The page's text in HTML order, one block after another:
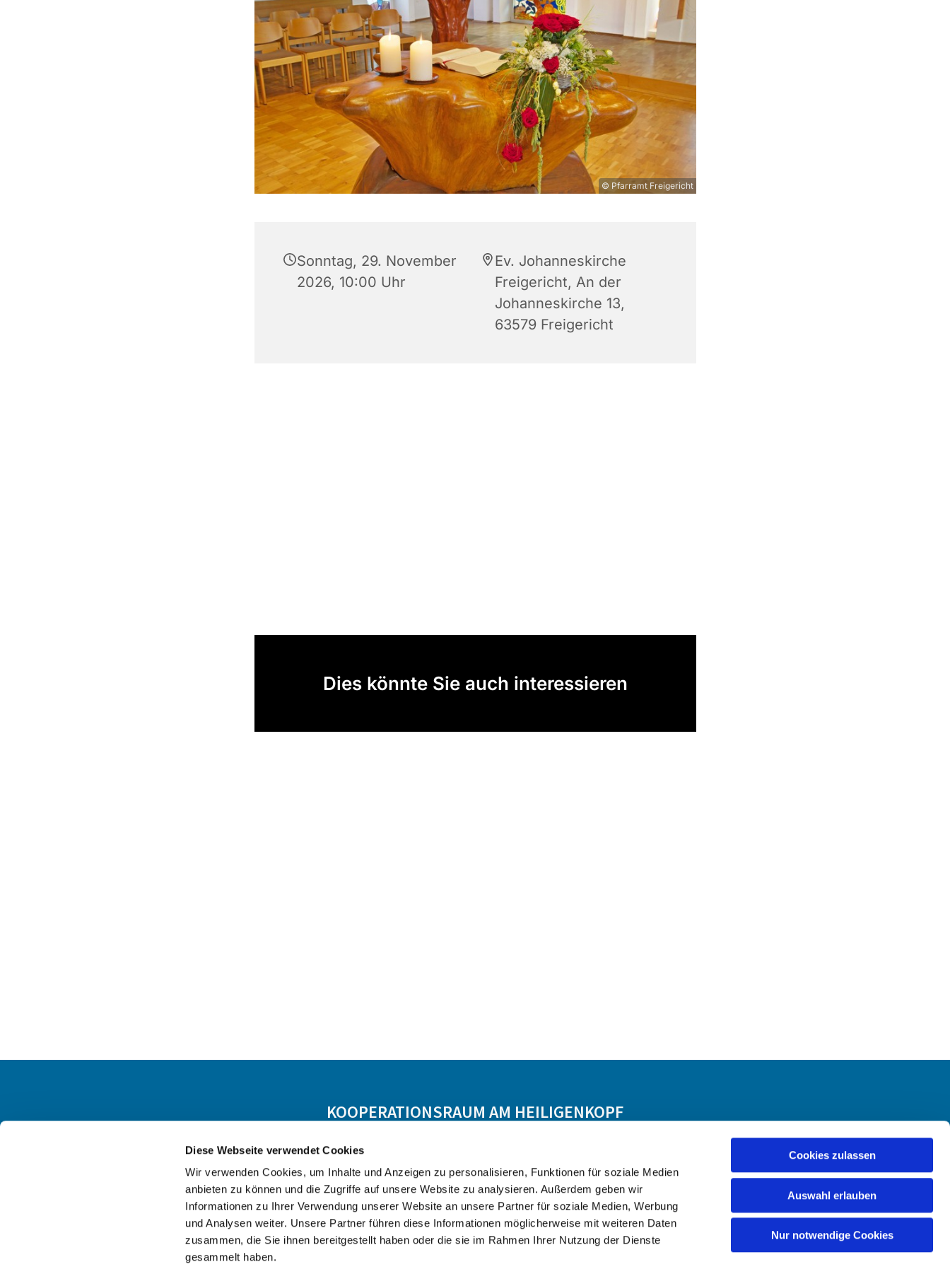
Diese Webseite verwendet Cookies
Wir verwenden Cookies, um Inhalte und Anzeigen zu personalisieren, Funktionen für soziale Medien
anbieten zu können und die Zugriffe auf unsere Website zu analysieren. Außerdem geben wir
Informationen zu Ihrer Verwendung unserer Website an unsere Partner für soziale Medien, Werbung
und Analysen weiter. Unsere Partner führen diese Informationen möglicherweise mit weiteren Daten
zusammen, die Sie ihnen bereitgestellt haben oder die sie im Rahmen Ihrer Nutzung der Dienste
gesammelt haben.
Cookies zulassen
Auswahl erlauben
Nur notwendige Cookies
© Pfarramt Freigericht
Sonntag, 29. November
2026, 10:00 Uhr
Ev. Johanneskirche
Freigericht, An der
Johanneskirche 13,
63579 Freigericht
Dies könnte Sie auch interessieren
KOOPERATIONSRAUM AM HEILIGENKOPF
Ev. KG Hasselroth